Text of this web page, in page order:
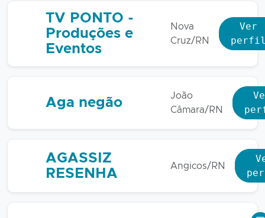
TV PONTO -
Produções e
Eventos
Nova
Cruz/RN
Ver
Aga negão
João
Câmara/RN
AGASSIZ
RESENHA
Angicos/RN